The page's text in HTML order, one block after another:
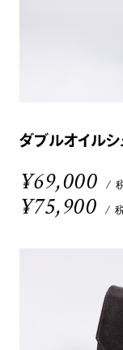
ダブルオイルシ
¥69,000 /
¥75,900 /